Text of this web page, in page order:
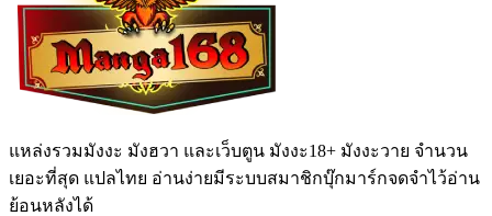
แหล่งรวมมังงะ มังฮวา และเว็บตูน มังงะ18+ มังงะวาย จำนวน
เยอะที่สุด แปลไทย อ่านง่ายมีระบบสมาชิกบุ๊กมาร์กจดจำไว้อ่าน
ย้อนหลังได้